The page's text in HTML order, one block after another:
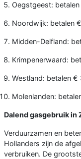
Oegstgeest:
Noordwijk: betalen
Midden-Delfland:
Krimpenerwaard:
Westland: betalen €
Molenlanden:
Dalend gasgebruik in
Verduurzamen en
Hollanders zijn de
verbruiken. De